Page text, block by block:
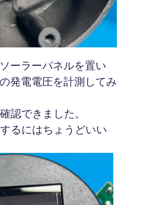
ーラーパネルを置い
発電電圧を計測してみ
認できました。
るにはちょうどいい